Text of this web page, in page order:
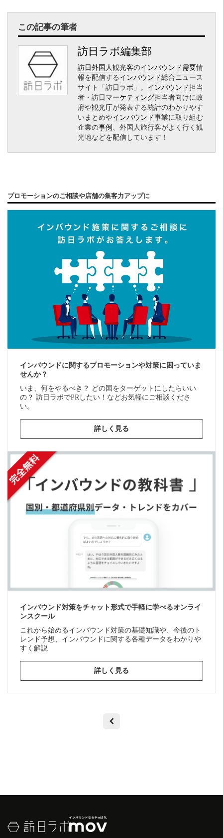
この記事の筆者
訪日ラボ編集部
訪日外国人観光客のインバウンド需要情
報を配信するインバウンド総合ニュース
サイト「訪日ラボ」。 インバウンド担当
者・訪日マーケティング担当者向けに政
府や観光庁が発表する統計のわかりやす
いまとめやインバウンド事業に取り組む
企業の事例、外国人旅行客がよく行く観
光地などを配信しています！
プロモーションのご相談や店舗の集客力アップに
インバウンドに関するプロモーションや対策に困っていま
せんか？
いま、何をやるべき？ どの国をターゲットにしたらいい
の？ 訪日ラボでPRしたい！などお気軽にご相談くださ
い。
詳しく見る
インバウンド対策をチャット形式で手軽に学べるオンライ
ンスクール
これから始めるインバウンド対策の基礎知識や、今後のト
レンド予想、インバウンドに関する各種データをわかりや
すく解説
詳しく見る